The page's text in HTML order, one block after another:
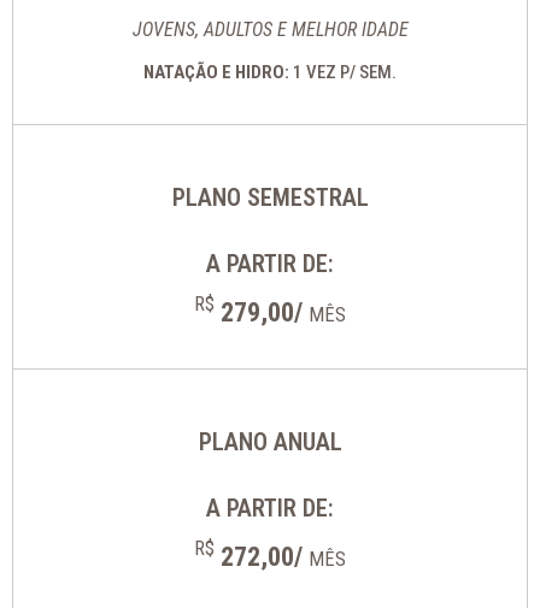
JOVENS, ADULTOS E MELHOR IDADE
NATAÇÃO E HIDRO: 1 VEZ P/ SEM.
PLANO SEMESTRAL
A PARTIR DE:
R$ 279,00/ MÊS
PLANO ANUAL
A PARTIR DE:
R$ 272,00/ MÊS